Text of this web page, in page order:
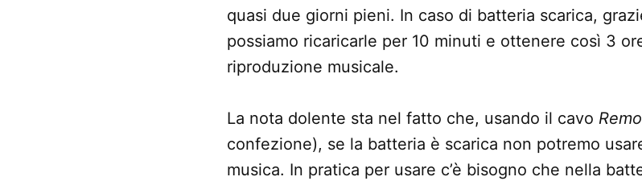
quasi due giorni pieni. In caso di batteria scarica,
possiamo ricaricarle per 10 minuti e ottenere così 3
riproduzione musicale.
La nota dolente sta nel fatto che, usando il cavo
confezione), se la batteria è scarica non potremo
musica. In pratica per usare c’è bisogno che nella